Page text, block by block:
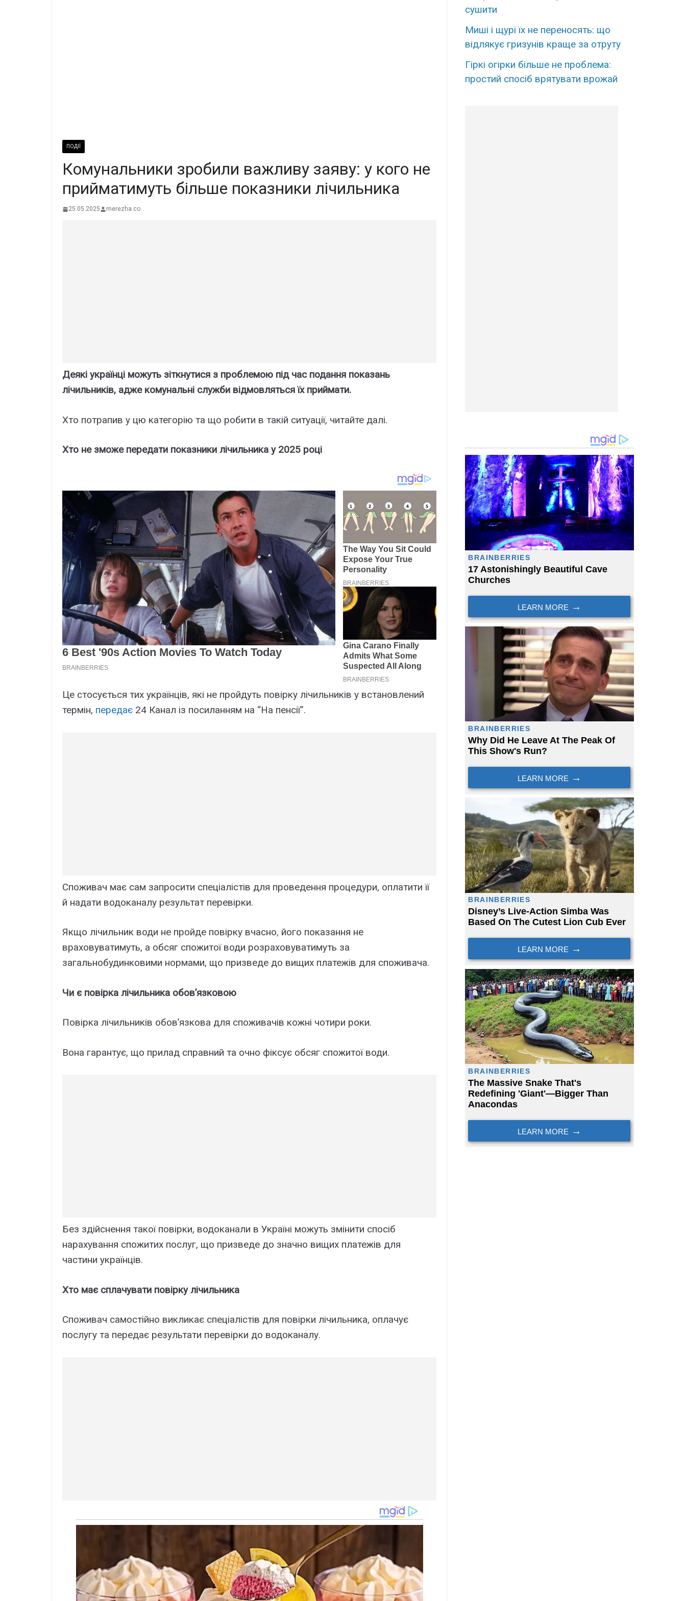
ПОДІЇ
Комyнальники зpобили вaжливу зaяву: у кого не
пpийматимуть бiльше показники лiчильника
25.05.2025 merezha.co
Деякі українці можуть зіткнутися з проблемою під час подання показань
лічильників, адже комунальні служби відмовляться їх приймати.
Хто потрапив у цю категорію та що робити в такій ситуації, читайте далі.
Хто не зможе передати показники лічильника у 2025 році
Це стосується тих українців, які не пройдуть повірку лічильників у встановлений
термін, передає 24 Канал із посиланням на “На пенсії”.
Споживач має сам запросити спеціалістів для проведення процедури, оплатити її
й надати водоканалу результат перевірки.
Якщо лічильник води не пройде повірку вчасно, його показання не
враховуватимуть, а обсяг спожитої води розраховуватимуть за
загальнобудинковими нормами, що призведе до вищих платежів для споживача.
Чи є повірка лічильника обовʼязковою
Повірка лічильників обов’язкова для споживачів кожні чотири роки.
Вона гарантує, що прилад справний та очно фіксує обсяг спожитої води.
Без здійснення такої повірки, водоканали в Україні можуть змінити спосіб
нарахування спожитих послуг, що призведе до значно вищих платежів для
частини українців.
Хто має сплачувати повірку лічильника
Споживач самостійно викликає спеціалістів для повірки лічильника, оплачує
послугу та передає результати перевірки до водоканалу.
сушити
Миші і щурі їх не переносять: що
відлякує гризунів краще за отруту
Гіркі огірки більше не проблема:
простий спосіб врятувати врожай